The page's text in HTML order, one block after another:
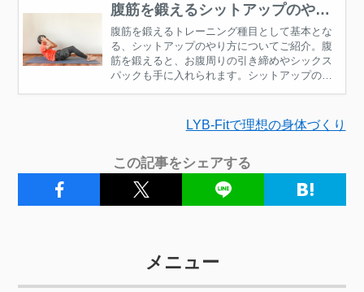
腹筋を鍛えるシットアップのやり
方
腹筋を鍛えるトレーニング種目として基本とな
る、シットアップのやり方についてご紹介。腹
筋を鍛えると、お腹周りの引き締めやシックス
パックも手に入れられます。シットアップの正
LYB-Fitで理想の身体づくり
この記事をシェアする
メニュー